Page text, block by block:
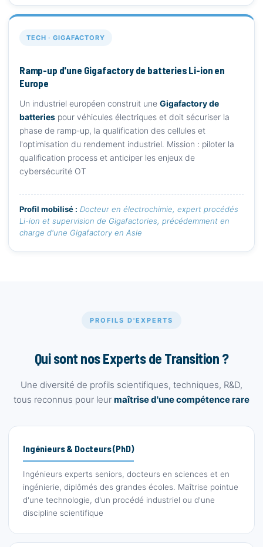
TECH · GIGAFACTORY
Ramp-up d'une Gigafactory de batteries Li-ion en
Europe
Un industriel européen construit une Gigafactory de
batteries pour véhicules électriques et doit sécuriser la
phase de ramp-up, la qualification des cellules et
l'optimisation du rendement industriel. Mission : piloter la
qualification process et anticiper les enjeux de
cybersécurité OT
Profil mobilisé : Docteur en électrochimie, expert procédés
Li-ion et supervision de Gigafactories, précédemment en
charge d'une Gigafactory en Asie
PROFILS D'EXPERTS
Qui sont nos Experts de Transition ?
Une diversité de profils scientifiques, techniques, R&D,
tous reconnus pour leur maîtrise d'une compétence rare
Ingénieurs & Docteurs (PhD)
Ingénieurs experts seniors, docteurs en sciences et en
ingénierie, diplômés des grandes écoles. Maîtrise pointue
d'une technologie, d'un procédé industriel ou d'une
discipline scientifique